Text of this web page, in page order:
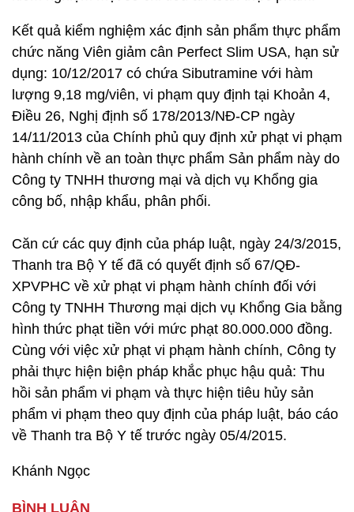
Kết quả kiểm nghiệm xác định sản phẩm thực phẩm
chức năng Viên giảm cân Perfect Slim USA, hạn sử
dụng: 10/12/2017 có chứa Sibutramine với hàm
lượng 9,18 mg/viên, vi phạm quy định tại Khoản 4,
Điều 26, Nghị định số 178/2013/NĐ-CP ngày
14/11/2013 của Chính phủ quy định xử phạt vi phạm
hành chính về an toàn thực phẩm Sản phẩm này do
Công ty TNHH thương mại và dịch vụ Khổng gia
công bố, nhập khẩu, phân phối.
Căn cứ các quy định của pháp luật, ngày 24/3/2015,
Thanh tra Bộ Y tế đã có quyết định số 67/QĐ-
XPVPHC​ về xử phạt vi phạm hành chính đối với
Công ty TNHH Thương mại dịch vụ Khổng Gia bằng
hình thức phạt tiền với mức phạt 80.000.000 đồng.
Cùng với việc xử phạt vi phạm hành chính, Công ty
phải thực hiện biện pháp khắc phục hậu quả: Thu
hồi sản phẩm vi phạm và thực hiện tiêu hủy sản
phẩm vi phạm theo quy định của pháp luật, báo cáo
về Thanh tra Bộ Y tế trước ngày 05/4/2015.​
Khánh Ngọc